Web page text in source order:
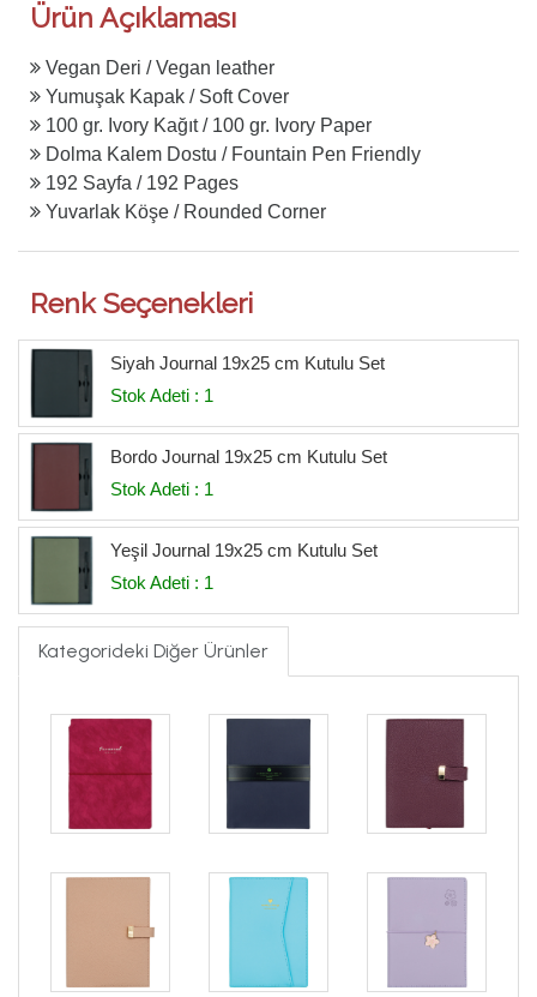
Ürün Açıklaması
Vegan Deri / Vegan leather
Yumuşak Kapak / Soft Cover
100 gr. Ivory Kağıt / 100 gr. Ivory Paper
Dolma Kalem Dostu / Fountain Pen Friendly
192 Sayfa / 192 Pages
Yuvarlak Köşe / Rounded Corner
Renk Seçenekleri
Siyah Journal 19x25 cm Kutulu Set
Stok Adeti : 1
Bordo Journal 19x25 cm Kutulu Set
Stok Adeti : 1
Yeşil Journal 19x25 cm Kutulu Set
Stok Adeti : 1
Kategorideki Diğer Ürünler